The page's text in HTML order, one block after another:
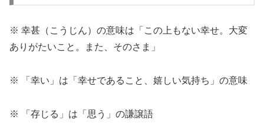
※ 幸甚（こうじん）の意味は「この上もない幸せ。大変
ありがたいこと。また、そのさま」
※ 「幸い」は「幸せであること、嬉しい気持ち」の意味
※ 「存じる」は「思う」の謙譲語